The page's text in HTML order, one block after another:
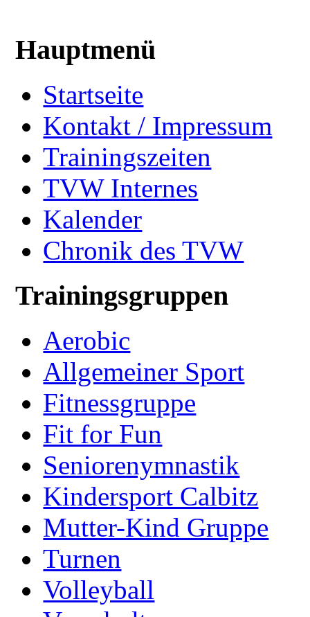
Hauptmenü
Startseite
Kontakt / Impressum
Trainingszeiten
TVW Internes
Kalender
Chronik des TVW
Trainingsgruppen
Aerobic
Allgemeiner Sport
Fitnessgruppe
Fit for Fun
Seniorenymnastik
Kindersport Calbitz
Mutter-Kind Gruppe
Turnen
Volleyball